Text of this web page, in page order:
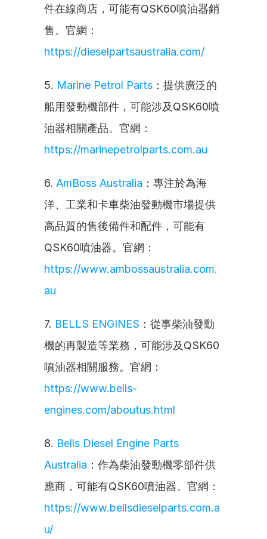
件在線商店，可能有QSK60噴油器銷
售。官網：
https://dieselpartsaustralia.com/
5. Marine Petrol Parts ：提供廣泛的
船用發動機部件，可能涉及QSK60噴
油器相關產品。官網：
https://marinepetrolparts.com.au
6. AmBoss Australia ：專注於為海
洋、工業和卡車柴油發動機市場提供
高品質的售後備件和配件，可能有
QSK60噴油器。官網：
https://www.ambossaustralia.com.
au
7. BELLS ENGINES ：從事柴油發動
機的再製造等業務，可能涉及QSK60
噴油器相關服務。官網：
https://www.bells-
engines.com/aboutus.html
8. Bells Diesel Engine Parts
Australia ：作為柴油發動機零部件供
應商，可能有QSK60噴油器。官網：
https://www.bellsdieselparts.com.a
u/